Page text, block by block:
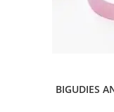
BIGUDIES